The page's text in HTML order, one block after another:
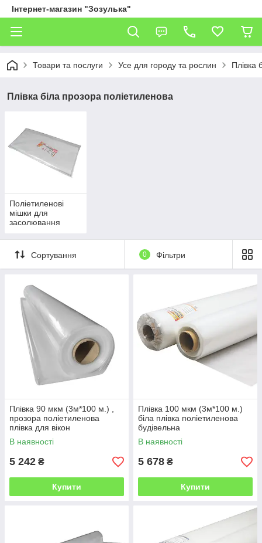
Інтернет-магазин "Зозулька"
Товари та послуги Усе для городу та рослин Плівка
Плівка біла прозора поліетиленова
Поліетиленові
мішки для
засолювання
Сортування 0 Фільтри
Плівка 90 мкм (3м*100 м.) ,
прозора поліетиленова
плівка для вікон
В наявності
5 242 ₴
Купити
Плівка 100 мкм (3м*100 м.)
біла плівка поліетиленова
будівельна
В наявності
5 678 ₴
Купити